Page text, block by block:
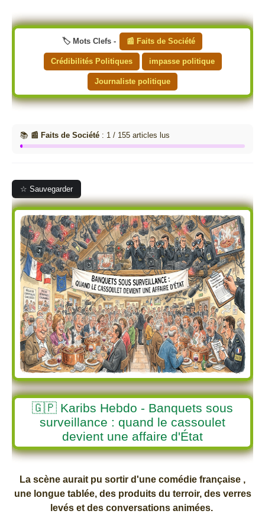
🏷️ Mots Clefs - 📰 Faits de Société
Crédibilités Politiques impasse politique
Journaliste politique
📚 📰 Faits de Société : 1 / 155 articles lus
☆ Sauvegarder
🇬🇵 Karibs Hebdo - Banquets sous
surveillance : quand le cassoulet
devient une affaire d'État
La scène aurait pu sortir d'une comédie française ,
une longue tablée, des produits du terroir, des verres
levés et des conversations animées.